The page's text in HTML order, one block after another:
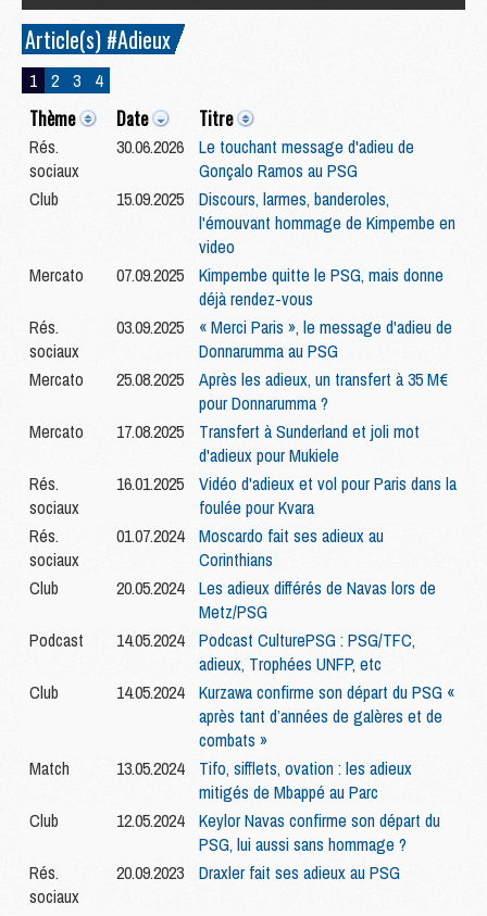
Article(s) #Adieux
1 2 3 4
Thème Date Titre
Rés.
sociaux
30.06.2026
Le touchant message d'adieu de
Gonçalo Ramos au PSG
Club
15.09.2025
Discours, larmes, banderoles,
l'émouvant hommage de Kimpembe en
video
Mercato
07.09.2025
Kimpembe quitte le PSG, mais donne
déjà rendez-vous
Rés.
sociaux
03.09.2025
« Merci Paris », le message d'adieu de
Donnarumma au PSG
Mercato
25.08.2025
Après les adieux, un transfert à 35 M€
pour Donnarumma ?
Mercato
17.08.2025
Transfert à Sunderland et joli mot
d'adieux pour Mukiele
Rés.
sociaux
16.01.2025
Vidéo d'adieux et vol pour Paris dans la
foulée pour Kvara
Rés.
sociaux
01.07.2024
Moscardo fait ses adieux au
Corinthians
Club
20.05.2024
Les adieux différés de Navas lors de
Metz/PSG
Podcast
14.05.2024
Podcast CulturePSG : PSG/TFC,
adieux, Trophées UNFP, etc
Club
14.05.2024
Kurzawa confirme son départ du PSG «
après tant d’années de galères et de
combats »
Match
13.05.2024
Tifo, sifflets, ovation : les adieux
mitigés de Mbappé au Parc
Club
12.05.2024
Keylor Navas confirme son départ du
PSG, lui aussi sans hommage ?
Rés.
sociaux
20.09.2023 Draxler fait ses adieux au PSG